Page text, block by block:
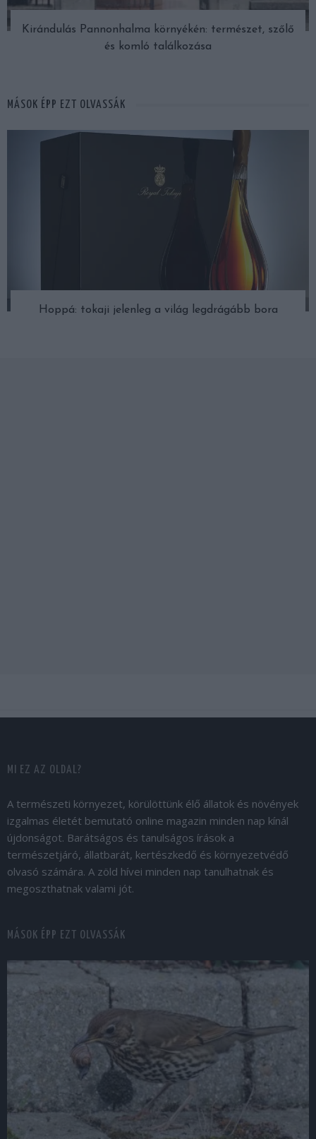
Kirándulás Pannonhalma környékén: természet, szőlő
és komló találkozása
MÁSOK ÉPP EZT OLVASSÁK
Hoppá: tokaji jelenleg a világ legdrágább bora
MI EZ AZ OLDAL?
A természeti környezet, körülöttünk élő állatok és növények
izgalmas életét bemutató online magazin minden nap kínál
újdonságot. Barátságos és tanulságos írások a
természetjáró, állatbarát, kertészkedő és környezetvédő
olvasó számára. A zöld hívei minden nap tanulhatnak és
megoszthatnak valami jót.
MÁSOK ÉPP EZT OLVASSÁK